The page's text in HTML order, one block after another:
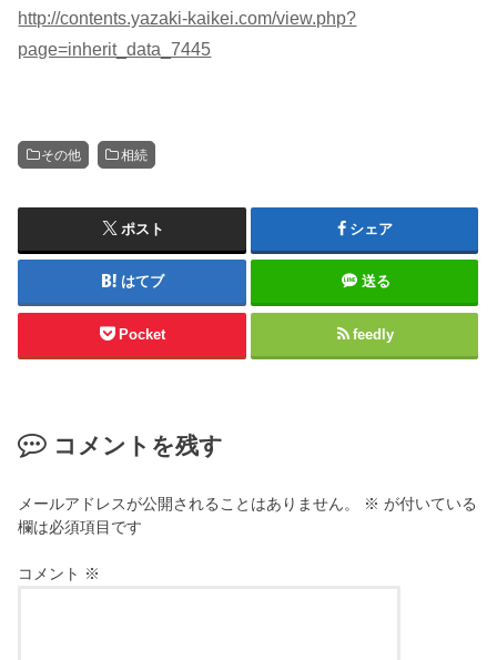
http://contents.yazaki-kaikei.com/view.php?
page=inherit_data_7445
その他 相続
ポスト シェア
はてブ 送る
Pocket feedly
コメントを残す
メールアドレスが公開されることはありません。 ※ が付いている
欄は必須項目です
コメント ※